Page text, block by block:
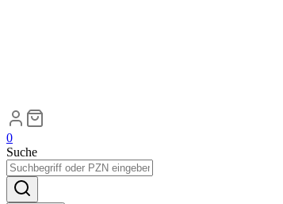
0
Suche